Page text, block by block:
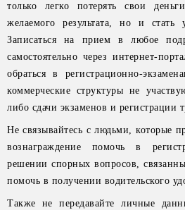
только легко потерять свои
желаемого результата, но и стать
Записаться на прием в любое
самостоятельно через интернет-
обраться в регистрационно-
коммерческие структуры не
либо сдачи экзаменов и регистрации
Не связывайтесь с людьми, которые
вознаграждение помочь в
решении спорных вопросов,
помочь в получении водительского
Также не передавайте личные